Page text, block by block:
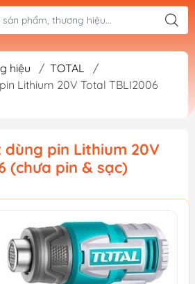
hiệu / TOTAL
/
Lithium 20V Total TBLI2006
pin Lithium 20V
(chưa pin & sạc)